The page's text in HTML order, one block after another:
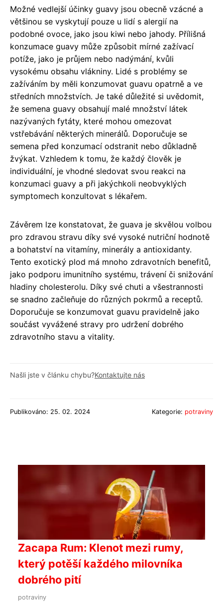
Možné vedlejší účinky guavy jsou obecně vzácné a
většinou se vyskytují pouze u lidí s alergií na
podobné ovoce, jako jsou kiwi nebo jahody. Přílišná
konzumace guavy může způsobit mírné zažívací
potíže, jako je průjem nebo nadýmání, kvůli
vysokému obsahu vlákniny. Lidé s problémy se
zažíváním by měli konzumovat guavu opatrně a ve
středních množstvích. Je také důležité si uvědomit,
že semena guavy obsahují malé množství látek
nazývaných fytáty, které mohou omezovat
vstřebávání některých minerálů. Doporučuje se
semena před konzumací odstranit nebo důkladně
žvýkat. Vzhledem k tomu, že každý člověk je
individuální, je vhodné sledovat svou reakci na
konzumaci guavy a při jakýchkoli neobvyklých
symptomech konzultovat s lékařem.
Závěrem lze konstatovat, že guava je skvělou volbou
pro zdravou stravu díky své vysoké nutriční hodnotě
a bohatství na vitamíny, minerály a antioxidanty.
Tento exotický plod má mnoho zdravotních benefitů,
jako podporu imunitního systému, trávení či snižování
hladiny cholesterolu. Díky své chuti a všestrannosti
se snadno začleňuje do různých pokrmů a receptů.
Doporučuje se konzumovat guavu pravidelně jako
součást vyvážené stravy pro udržení dobrého
zdravotního stavu a vitality.
Našli jste v článku chybu?Kontaktujte nás
Publikováno: 25. 02. 2024 Kategorie: potraviny
Zacapa Rum: Klenot mezi rumy,
který potěší každého milovníka
dobrého pití
potraviny